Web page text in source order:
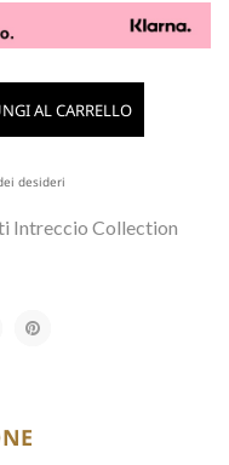
AL CARRELLO
desideri
Intreccio Collection